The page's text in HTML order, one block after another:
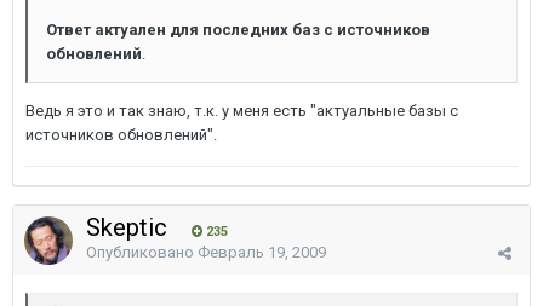
Ответ актуален для последних баз с источников
обновлений.
Ведь я это и так знаю, т.к. у меня есть "актуальные базы с
источников обновлений".
Skeptic 235
Опубликовано Февраль 19, 2009